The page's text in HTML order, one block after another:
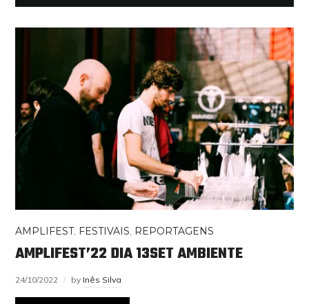
AMPLIFEST, FESTIVAIS, REPORTAGENS
AMPLIFEST’22 DIA 13SET AMBIENTE
24/10/2022 by Inês Silva